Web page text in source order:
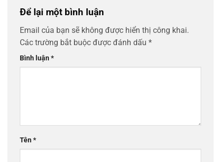
Để lại một bình luận
Email của bạn sẽ không được hiển thị công khai.
Các trường bắt buộc được đánh dấu *
Bình luận*
Tên*